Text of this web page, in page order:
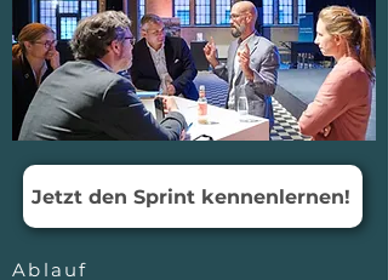
Jetzt den Sprint kennenlernen!
Ablauf